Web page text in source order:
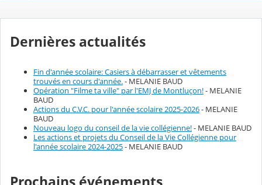
Dernières actualités
Fin d'année scolaire: Casiers à débarrasser et vêtements
trouvés en cours d'année.- MELANIE BAUD
Opération "Filme ta ville" par l'EMJ de Montluçon!- MELANIE
BAUD
Actions du C.V.C. pour l'année scolaire 2025-2026- MELANIE
BAUD
Nouveau logo du conseil de la vie collégienne!- MELANIE BAUD
Les actions et projets du Conseil de la Vie Collégienne pour
l'année scolaire 2024-2025- MELANIE BAUD